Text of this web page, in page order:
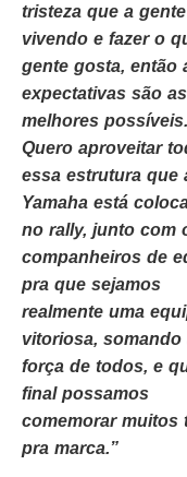
tristeza que a
vivendo e fazer o
gente gosta, então
expectativas são as
melhores possíveis.
Quero aproveitar
essa estrutura que
Yamaha está
no rally, junto com
companheiros de
pra que sejamos
realmente uma
vitoriosa, somando
força de todos, e
final possamos
comemorar muitos
pra marca.”